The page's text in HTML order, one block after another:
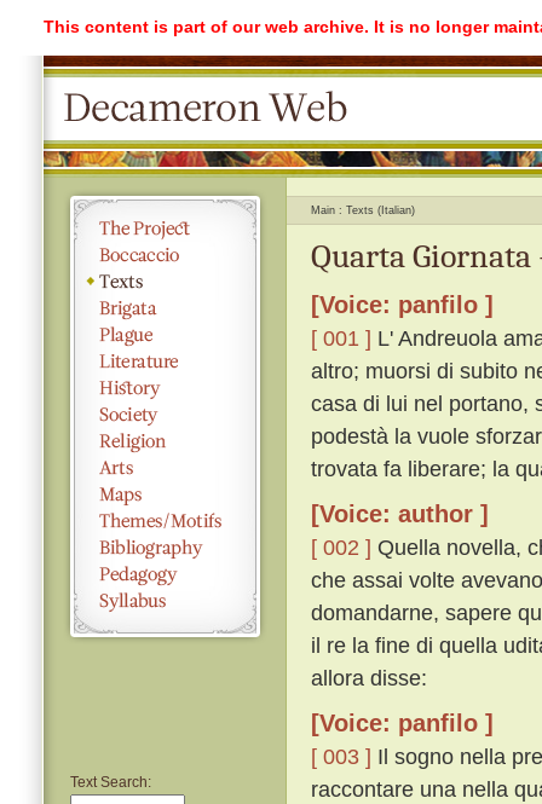
This content is part of our web archive. It is no longer
Text Search:
Main Texts (Italian)
Quarta Giornata
[Voice: panfilo ]
[ 001 ] L' Andreuola
altro; muorsi di subito
casa di lui nel portano,
podestà la vuole
trovata fa liberare; la
[Voice: author ]
[ 002 ] Quella novella,
che assai volte
domandarne, sapere
il re la fine di quella
allora disse:
[Voice: panfilo ]
[ 003 ] Il sogno nella
raccontare una nella